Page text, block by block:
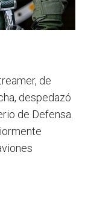
de
despedazó
de Defensa.